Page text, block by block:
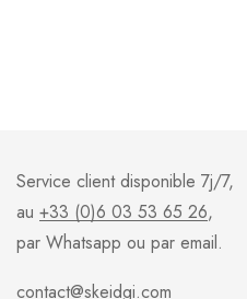
Service client disponible 7j/7,
au +33 (0)6 03 53 65 26,
par Whatsapp ou par email.
contact@skeidgi.com